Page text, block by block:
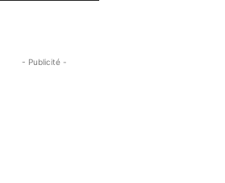
- Publicité -